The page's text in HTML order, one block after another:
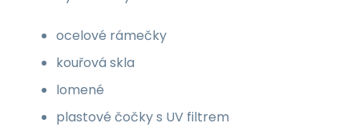
ocelové rámečky
kouřová skla
lomené
plastové čočky s UV filtrem